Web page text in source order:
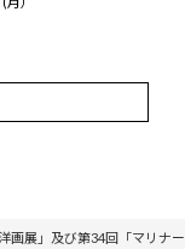
画展」及び第34回「マリナ